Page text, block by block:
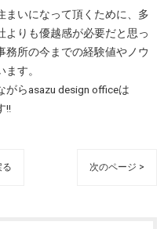
まいになって頂くために、多
よりも優越感が必要だと思っ
務所の今までの経験値やノウ
す。
らasazu design officeは
!!
る 次のページ >